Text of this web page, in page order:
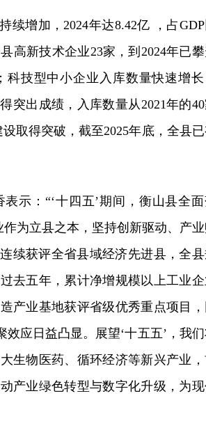
续增加，2024年达8.42亿 ，占
高新技术企业23家，到2024年已
科技型中小企业入库数量快速增
突出成绩，入库数量从2021年的
取得突破，截至2025年底，全县
示：“‘十四五’期间，衡山县全
为立县之本，坚持创新驱动、产
续获评全省县域经济先进县，全
去五年，累计净增规模以上工业
产业基地获评省级优秀重点项目
应日益凸显。展望‘十五五’，我
生物医药、循环经济等新兴产业
产业绿色转型与数字化升级，为